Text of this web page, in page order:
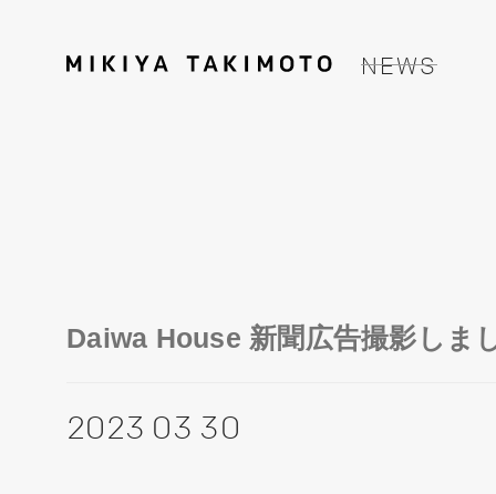
NEWS
Daiwa House 新聞広告撮影しま
2023 03 30